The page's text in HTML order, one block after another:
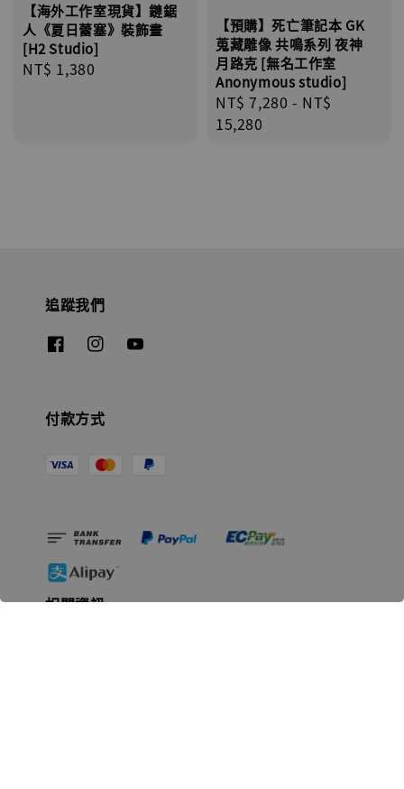
【海外工作室現貨】鏈鋸
人《夏日蕾塞》裝飾畫
[H2 Studio]
Regular
NT$ 1,380
【預購】死亡筆記本 GK
蒐藏雕像 共鳴系列 夜神
月路克 [無名工作室
Anonymous studio]
Regular
price
NT$ 7,280 - NT$
15,280
追蹤我們
付款方式
相關資訊